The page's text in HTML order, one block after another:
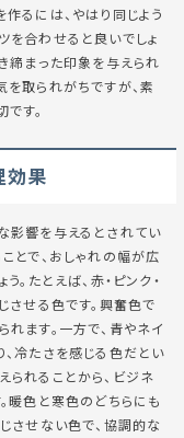
るには、やはり同じよう
を合わせると良いでしょ
締まった印象を与えられ
を取られがちですが、素
す。
効果
影響を与えるとされてい
とで、おしゃれの幅が広
。たとえば、赤・ピンク・
させる色です。興奮色で
ます。一方で、青やネイ
冷たさを感じる色だとい
られることから、ビジネ
暖色と寒色のどちらにも
させない色で、協調的な